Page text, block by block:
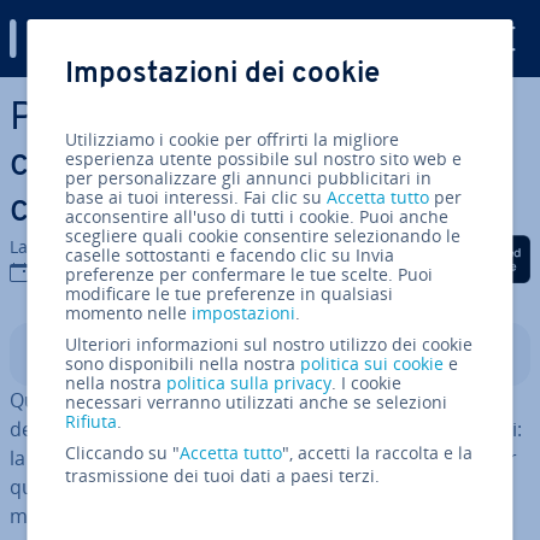
Vai al contenuto prin­ci­pa­le
Pagina “Chi siamo”: come
con­qui­sta­re dei nuovi clienti
con un testo con­vin­cen­te
La redazione di IONOS
18 gen 2022
Condividi via Facebook
Condividi via Twitter
Condividi via
Indice
Quando si crea o riesamina un sito web aziendale, si
devono senza dubbio toccare alcuni punti fon­da­men­ta­li:
la tec­no­lo­gia funziona? Ilweb designpiace al target? Per
quanto riguarda il contenuto, so­li­ta­men­te si presta
molta at­ten­zio­ne alla homepage e alle pagine dei
Impostazioni dei cookie
Utilizziamo i cookie per offrirti la migliore
esperienza utente possibile sul nostro sito web e
per personalizzare gli annunci pubblicitari in
base ai tuoi interessi. Fai clic suAccetta tutto per
acconsentire all'uso di tutti i cookie. Puoi anche
scegliere quali cookie consentire selezionando le
caselle sottostanti e facendo clic su Invia
preferenze per confermare le tue scelte. Puoi
modificare le tue preferenze in qualsiasi
momento nelle impostazioni.
Ulteriori informazioni sul nostro utilizzo dei cookie
sono disponibili nella nostra politica sui cookie e
nella nostra politica sulla privacy. I cookie
necessari verranno utilizzati anche se selezioni
Rifiuta.
Cliccando su "Accetta tutto", accetti la raccolta e la
trasmissione dei tuoi dati a paesi terzi.